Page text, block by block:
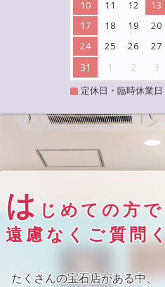
10 11 12 13
17
18 19 20
24
25 26 27
31 1 2 3
定休日・臨時休業日
はじめての方で
遠慮なくご質問
たくさんの宝石店がある中、